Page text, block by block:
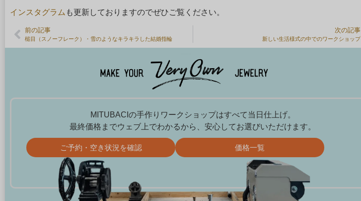
インスタグラム も更新しておりますのでぜひご覧ください。
前の記事
槌目（スノーフレーク）・雪のようなキラキラした結婚指輪
次の記事
新しい生活様式の中でのワークショップ
MITUBACIの手作りワークショップはすべて当日仕上げ。
最終価格までウェブ上でわかるから、安心してお選びいただけます。
ご予約・空き状況を確認 価格一覧